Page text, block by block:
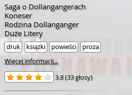
Saga o Dollangangerach
Koneser
Rodzina Dollanganger
Duże Litery
druk książki powieści
proza
Więcej informacji...
3.8(33 głosy)